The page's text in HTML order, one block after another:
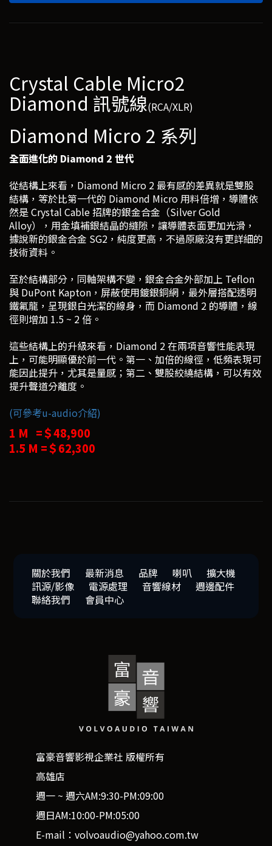
Crystal Cable Micro2
Diamond 訊號線(RCA/XLR)
Diamond Micro 2 系列
全面進化的 Diamond 2 世代
從結構上來看，Diamond Micro 2 最有感的差異就是雙股
結構，等於比第一代的 Diamond Micro 用料倍增，導體依
然是 Crystal Cable 招牌的銀金合金（Silver Gold
Alloy），用金填補銀結晶的縫隙，讓導體表面更加光滑，
據說新的銀金合金 SG2，純度更高，不過原廠沒有更詳細的
技術資料。
至於結構部分，同軸架構不變，銀金合金外部加上 Teflon
與 DuPont Kapton，屏蔽使用鍍銀銅網，最外層搭配透明
鐵氟龍，呈現銀白光潔的線身，而 Diamond 2 的導體，線
徑則增加 1.5 ~ 2 倍。
這些結構上的升級來看，Diamond 2 在兩項音響性能表現
上，可能明顯優於前一代。第一、加倍的線徑，低頻表現可
能因此提升，尤其是量感；第二、雙股絞繞結構，可以有效
提升聲道分離度。
(可參考u-audio介紹)
1 M =＄48,900
1.5 M =＄62,300
關於我們 最新消息 品牌 喇叭
擴大機
訊源/影像
電源處理 音響線材
週邊配件
聯絡我們
會員中心
富豪音響影視企業社 版權所有
高雄店
週一 ~ 週六AM:9:30-PM:09:00
週日AM:10:00-PM:05:00
E-mail：volvoaudio@yahoo.com.tw